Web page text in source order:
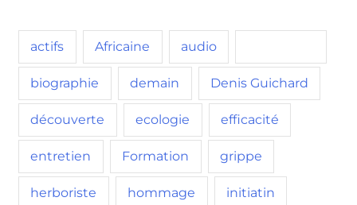
actifs Africaine audio
biographie demain Denis Guichard
découverte ecologie efficacité
entretien Formation grippe
herboriste hommage initiatin